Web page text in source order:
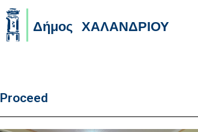
Proceed